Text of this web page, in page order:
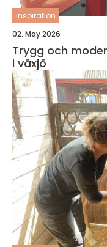
inspiration
02. May 2026
Trygg och
i växjö